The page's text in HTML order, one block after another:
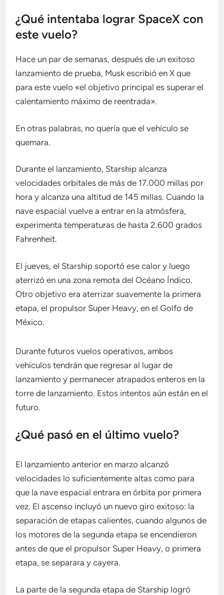
¿Qué intentaba lograr SpaceX con
este vuelo?
Hace un par de semanas, después de un exitoso
lanzamiento de prueba, Musk escribió en X que
para este vuelo «el objetivo principal es superar el
calentamiento máximo de reentrada».
En otras palabras, no quería que el vehículo se
quemara.
Durante el lanzamiento, Starship alcanza
velocidades orbitales de más de 17.000 millas por
hora y alcanza una altitud de 145 millas. Cuando la
nave espacial vuelve a entrar en la atmósfera,
experimenta temperaturas de hasta 2.600 grados
Fahrenheit.
El jueves, el Starship soportó ese calor y luego
aterrizó en una zona remota del Océano Índico.
Otro objetivo era aterrizar suavemente la primera
etapa, el propulsor Super Heavy, en el Golfo de
México.
Durante futuros vuelos operativos, ambos
vehículos tendrán que regresar al lugar de
lanzamiento y permanecer atrapados enteros en la
torre de lanzamiento. Estos intentos aún están en el
futuro.
¿Qué pasó en el último vuelo?
El lanzamiento anterior en marzo alcanzó
velocidades lo suficientemente altas como para
que la nave espacial entrara en órbita por primera
vez. El ascenso incluyó un nuevo giro exitoso: la
separación de etapas calientes, cuando algunos de
los motores de la segunda etapa se encendieron
antes de que el propulsor Super Heavy, o primera
etapa, se separara y cayera.
La parte de la segunda etapa de Starship logró